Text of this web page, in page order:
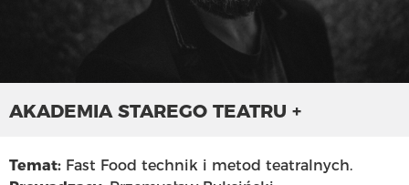
AKADEMIA STAREGO TEATRU +
Temat: Fast Food technik i metod teatralnych.